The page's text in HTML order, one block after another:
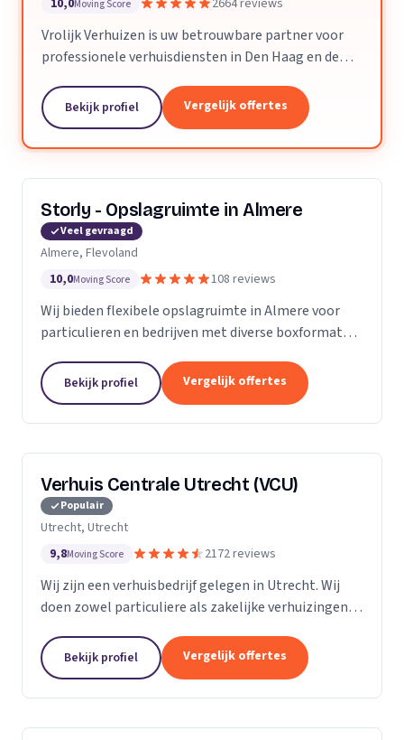
Moving Score
Vrolijk Verhuizen is uw betrouwbare partner voor
professionele verhuisdiensten in Den Haag en de
ervaring en een toegewijd team zorgen wij ervoor
dat uw verhuizing soepel en zorgeloos verloopt.
Bekijk profiel Vergelijk offertes
Storly - Opslagruimte in Almere
Veel gevraagd
Almere, Flevoland
10,0Moving Score 108 reviews
Wij bieden flexibele opslagruimte in Almere voor
particulieren en bedrijven met diverse boxformaten
Bekijk profiel Vergelijk offertes
Verhuis Centrale Utrecht (VCU)
Populair
Utrecht, Utrecht
9,8Moving Score 2172 reviews
Wij zijn een verhuisbedrijf gelegen in Utrecht. Wij
doen zowel particuliere als zakelijke verhuizingen.
opslag van inboedel, de- en montageservice,...
Bekijk profiel Vergelijk offertes